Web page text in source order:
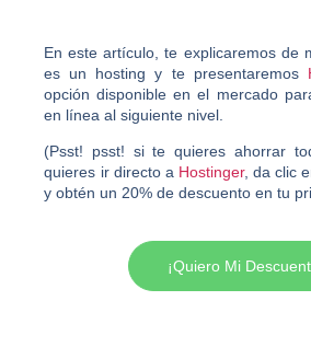
En este artículo, te explicaremos de
es un hosting y te presentaremos
opción disponible en el mercado
en línea al siguiente nivel.
(Psst! psst! si te quieres ahorrar
quieres ir directo a Hostinger, da clic
y obtén un 20% de descuento en tu
¡Quiero Mi